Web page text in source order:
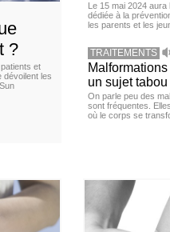
?
et
dévoilent les
Le 15 mai 2024 aura
dédiée à la
les parents et les
TRAITEMENTS
un sujet tabou
On parle peu des
sont fréquentes.
où le corps se